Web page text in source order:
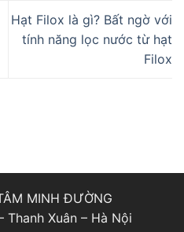
Hạt Filox là gì? Bất ngờ với
tính năng lọc nước từ hạt
Filox
MINH ĐƯỜNG
Thanh Xuân – Hà Nội